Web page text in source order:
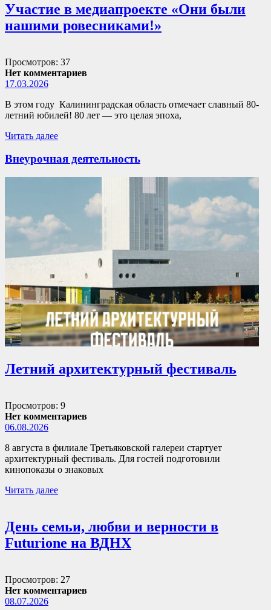
Участие в медиапроекте «Они были
нашими ровесниками!»
Просмотров: 37
Нет комментариев
17.03.2026
В этом году Калининградская область отмечает славный 80-
летний юбилей! 80 лет — это целая эпоха,
Читать далее
Внеурочная деятельность
Летний архитектурный фестиваль
Просмотров: 9
Нет комментариев
06.08.2026
8 августа в филиале Третьяковской галереи стартует
архитектурный фестиваль. Для гостей подготовили
кинопоказы о знаковых
Читать далее
День семьи, любви и верности в
Futurione на ВДНХ
Просмотров: 27
Нет комментариев
08.07.2026